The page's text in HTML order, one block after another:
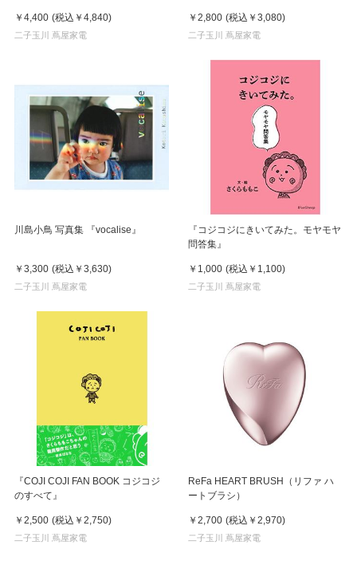
￥4,400 (税込 ￥4,840)
二子玉川 蔦屋家電
￥2,800 (税込 ￥3,080)
二子玉川 蔦屋家電
川島小鳥 写真集 『vocalise』
￥3,300 (税込 ￥3,630)
二子玉川 蔦屋家電
『コジコジにきいてみた。モヤモヤ
問答集』
￥1,000 (税込 ￥1,100)
二子玉川 蔦屋家電
『COJI COJI FAN BOOK コジコジ
のすべて』
￥2,500 (税込 ￥2,750)
二子玉川 蔦屋家電
ReFa HEART BRUSH（リファ ハ
ートブラシ）
￥2,700 (税込 ￥2,970)
二子玉川 蔦屋家電